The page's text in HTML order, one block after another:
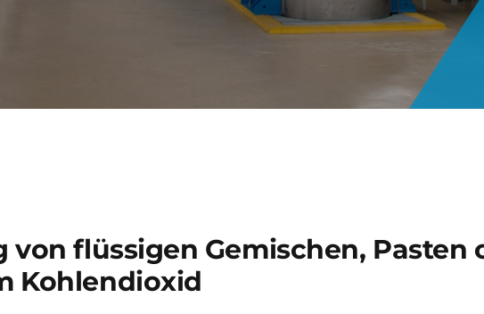
von flüssigen Gemischen, Pasten
Kohlendioxid